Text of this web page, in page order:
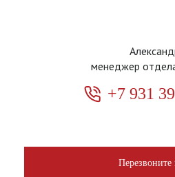
менеджер
+7 931
Перезвоните